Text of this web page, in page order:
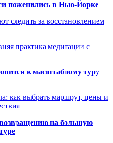
поженились в Нью-Йорке
следить за восстановлением
практика медитации с
к масштабному туру
как выбрать маршрут, цены и
на большую